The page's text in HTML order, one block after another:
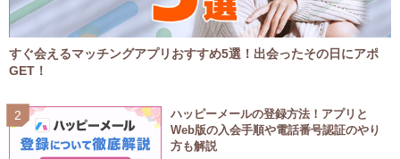
すぐ会えるマッチングアプリおすすめ5選！出会ったその日にアポ
GET！
ハッピーメールの登録方法！アプリと
Web版の入会手順や電話番号認証のやり
方も解説